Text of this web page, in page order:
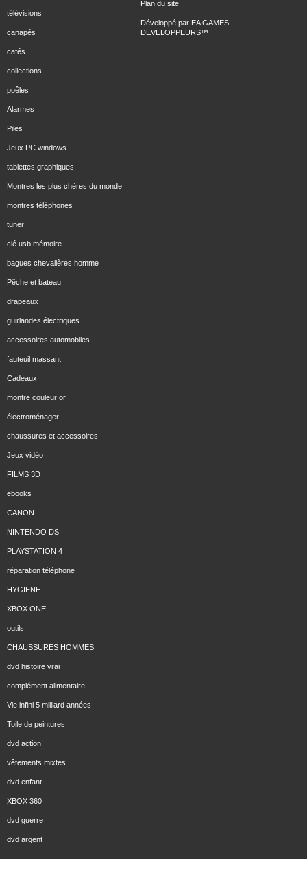
télévisions
canapés
cafés
collections
poêles
Alarmes
Piles
Jeux PC windows
tablettes graphiques
Montres les plus chères du monde
montres téléphones
tuner
clé usb mémoire
bagues chevalières homme
Pêche et bateau
drapeaux
guirlandes électriques
accessoires automobiles
fauteuil massant
Cadeaux
montre couleur or
électroménager
chaussures et accessoires
Jeux vidéo
FILMS 3D
ebooks
CANON
NINTENDO DS
PLAYSTATION 4
réparation téléphone
HYGIENE
XBOX ONE
outils
CHAUSSURES HOMMES
dvd histoire vrai
complément alimentaire
Vie infini 5 milliard années
Toile de peintures
dvd action
vêtements mixtes
dvd enfant
XBOX 360
dvd guerre
dvd argent
Plan du site
Développé par EA GAMES
DEVELOPPEURS™